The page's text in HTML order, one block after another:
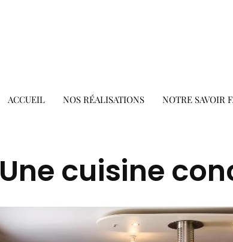
ACCUEIL NOS RÉALISATIONS NOTRE SAVOIR
Une cuisine